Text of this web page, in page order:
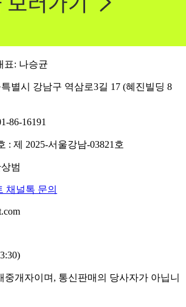
표: 나승균
별시 강남구 역삼로3길 17 (혜진빌딩 8
86-16191
: 제 2025-서울강남-03821호
범
채널톡 문의
중개자이며, 통신판매의 당사자가 아닙니